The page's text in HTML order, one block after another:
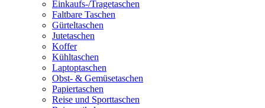
Einkaufs-/Tragetaschen
Faltbare Taschen
Gürteltaschen
Jutetaschen
Koffer
Kühltaschen
Laptoptaschen
Obst- & Gemüsetaschen
Papiertaschen
Reise und Sporttaschen